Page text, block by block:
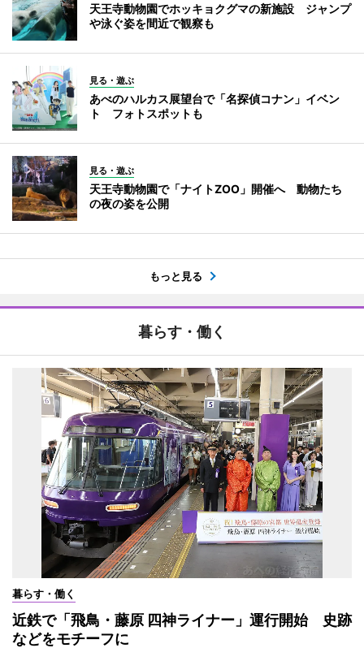
天王寺動物園でホッキョクグマの新施設 ジャンプ
や泳ぐ姿を間近で観察も
見る・遊ぶ
あべのハルカス展望台で「名探偵コナン」イベン
ト フォトスポットも
見る・遊ぶ
天王寺動物園で「ナイトZOO」開催へ 動物たち
の夜の姿を公開
もっと見る
暮らす・働く
暮らす・働く
近鉄で「飛鳥・藤原 四神ライナー」運行開始 史跡
などをモチーフに